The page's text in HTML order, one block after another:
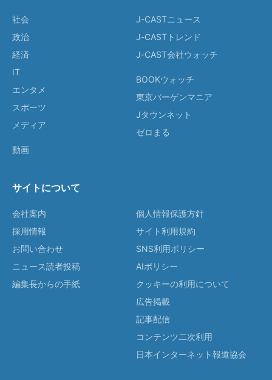
社会
政治
経済
IT
エンタメ
スポーツ
メディア
動画
J-CASTニュース
J-CASTトレンド
J-CAST会社ウォッチ
BOOKウォッチ
東京バーゲンマニア
Jタウンネット
ゼロまる
サイトについて
会社案内
採用情報
お問い合わせ
ニュース読者投稿
編集長からの手紙
個人情報保護方針
サイト利用規約
SNS利用ポリシー
AIポリシー
クッキーの利用について
広告掲載
記事配信
コンテンツ二次利用
日本インターネット報道協会